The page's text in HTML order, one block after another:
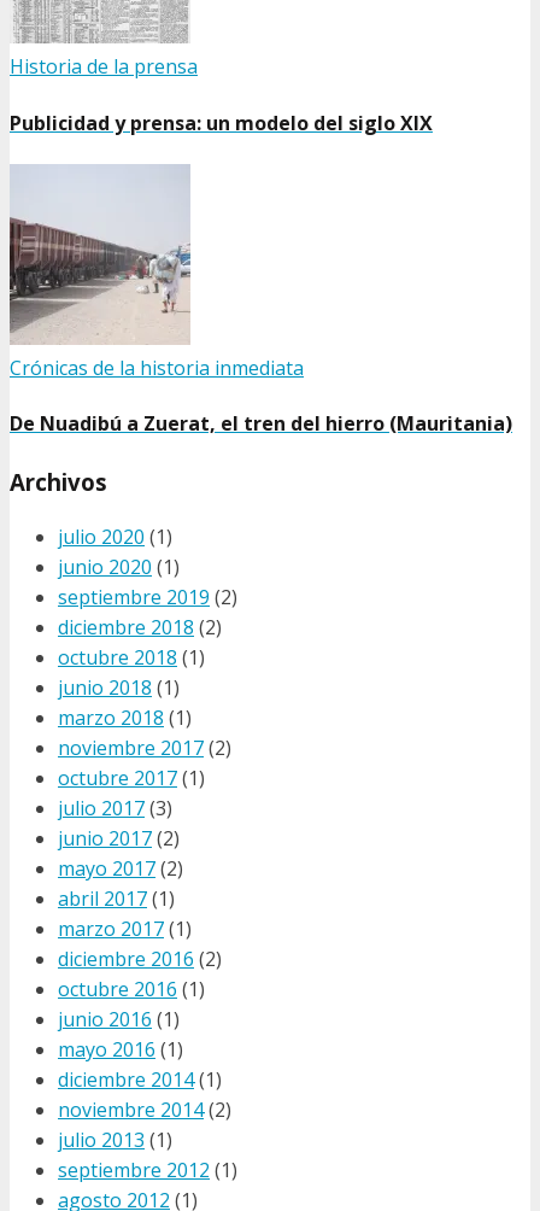
Historia de la prensa
Publicidad y prensa: un modelo del siglo XIX
Crónicas de la historia inmediata
De Nuadibú a Zuerat, el tren del hierro (Mauritania)
Archivos
julio 2020 (1)
junio 2020 (1)
septiembre 2019 (2)
diciembre 2018 (2)
octubre 2018 (1)
junio 2018 (1)
marzo 2018 (1)
noviembre 2017(2)
octubre 2017(1)
julio 2017(3)
junio 2017(2)
mayo 2017(2)
abril 2017(1)
marzo 2017(1)
diciembre 2016 (2)
octubre 2016 (1)
junio 2016 (1)
mayo 2016 (1)
diciembre 2014(1)
noviembre 2014(2)
julio 2013 (1)
septiembre 2012 (1)
agosto 2012 (1)